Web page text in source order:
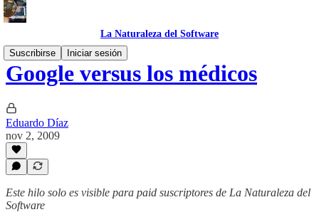
La Naturaleza del Software
Suscribirse
Iniciar sesión
Google versus los médicos
Eduardo Díaz
nov 2, 2009
Este hilo solo es visible para paid suscriptores de La Naturaleza del
Software